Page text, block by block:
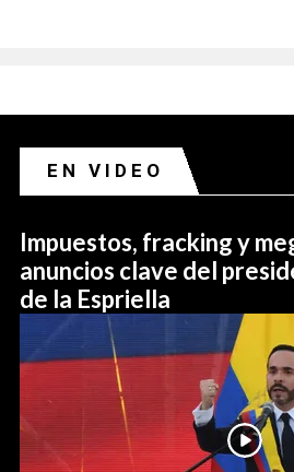
EN VIDEO
Impuestos, fracking y
anuncios clave del
de la Espriella